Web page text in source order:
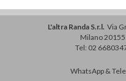
L'altra Randa S.r.l. Via
Milano
Tel: 02
WhatsApp &